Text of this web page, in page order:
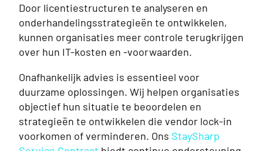
Door licentiestructuren te analyseren en
onderhandelingsstrategieën te ontwikkelen,
kunnen organisaties meer controle terugkrijgen
over hun IT-kosten en -voorwaarden.
Onafhankelijk advies is essentieel voor
duurzame oplossingen. Wij helpen organisaties
objectief hun situatie te beoordelen en
strategieën te ontwikkelen die vendor lock-in
voorkomen of verminderen. Ons StaySharp